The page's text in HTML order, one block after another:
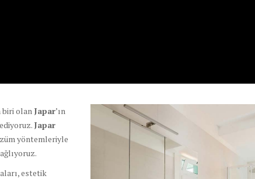
biri olan Japar’ın
Japar
yöntemleriyle
estetik